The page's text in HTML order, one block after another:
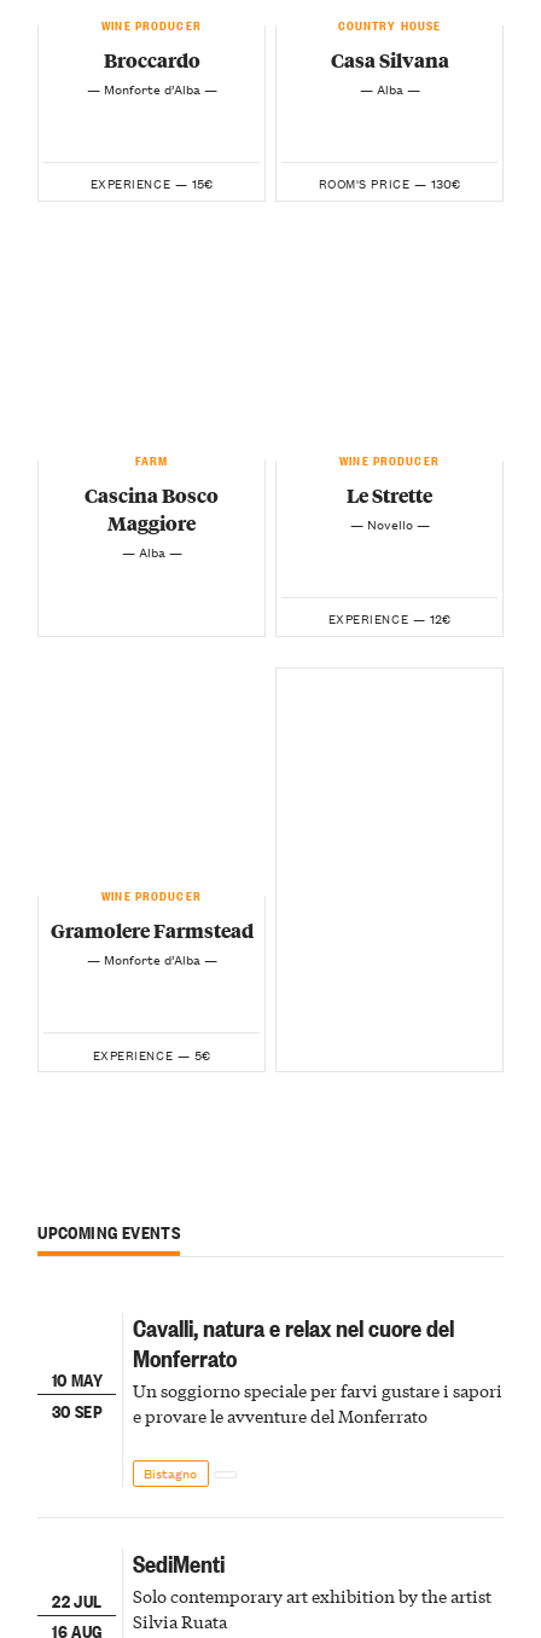
WINE PRODUCER
Broccardo
— Monforte d’Alba —
EXPERIENCE — 15€
COUNTRY HOUSE
Casa Silvana
— Alba —
ROOM'S PRICE — 130€
FARM
Cascina Bosco
Maggiore
— Alba —
WINE PRODUCER
Le Strette
— Novello —
EXPERIENCE — 12€
WINE PRODUCER
Gramolere Farmstead
— Monforte d’Alba —
EXPERIENCE — 5€
UPCOMING EVENTS
10 MAY
30 SEP
Cavalli, natura e relax nel cuore del
Monferrato
Un soggiorno speciale per farvi gustare i sapori
e provare le avventure del Monferrato
Bistagno
22 JUL
16 AUG
SediMenti
Solo contemporary art exhibition by the artist
Silvia Ruata